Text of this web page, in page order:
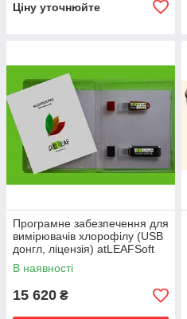
Ціну уточнюйте
Програмне забезпечення для
вимірювачів хлорофілу (USB
донгл, ліцензія) atLEAFSoft
PRO
В наявності
15 620 ₴